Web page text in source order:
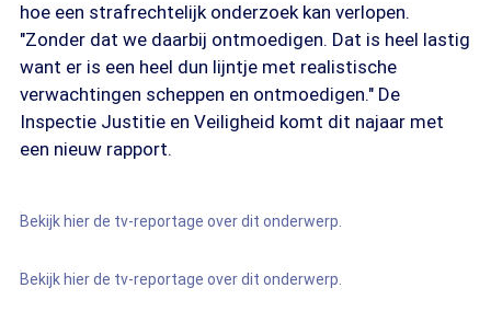
hoe een strafrechtelijk onderzoek kan verlopen.
"Zonder dat we daarbij ontmoedigen. Dat is heel lastig
want er is een heel dun lijntje met realistische
verwachtingen scheppen en ontmoedigen." De
Inspectie Justitie en Veiligheid komt dit najaar met
een nieuw rapport.
Bekijk hier de tv-reportage over dit onderwerp.
Bekijk hier de tv-reportage over dit onderwerp.